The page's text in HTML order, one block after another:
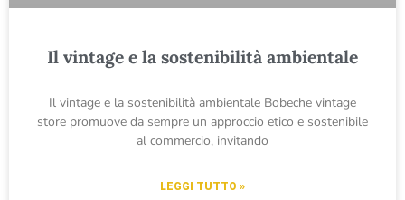
Il vintage e la sostenibilità ambientale
Il vintage e la sostenibilità ambientale Bobeche vintage
store promuove da sempre un approccio etico e sostenibile
al commercio, invitando
LEGGI TUTTO »